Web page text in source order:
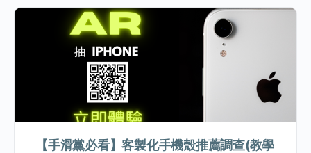
【手滑黨必看】客製化手機殼推薦調查(教學